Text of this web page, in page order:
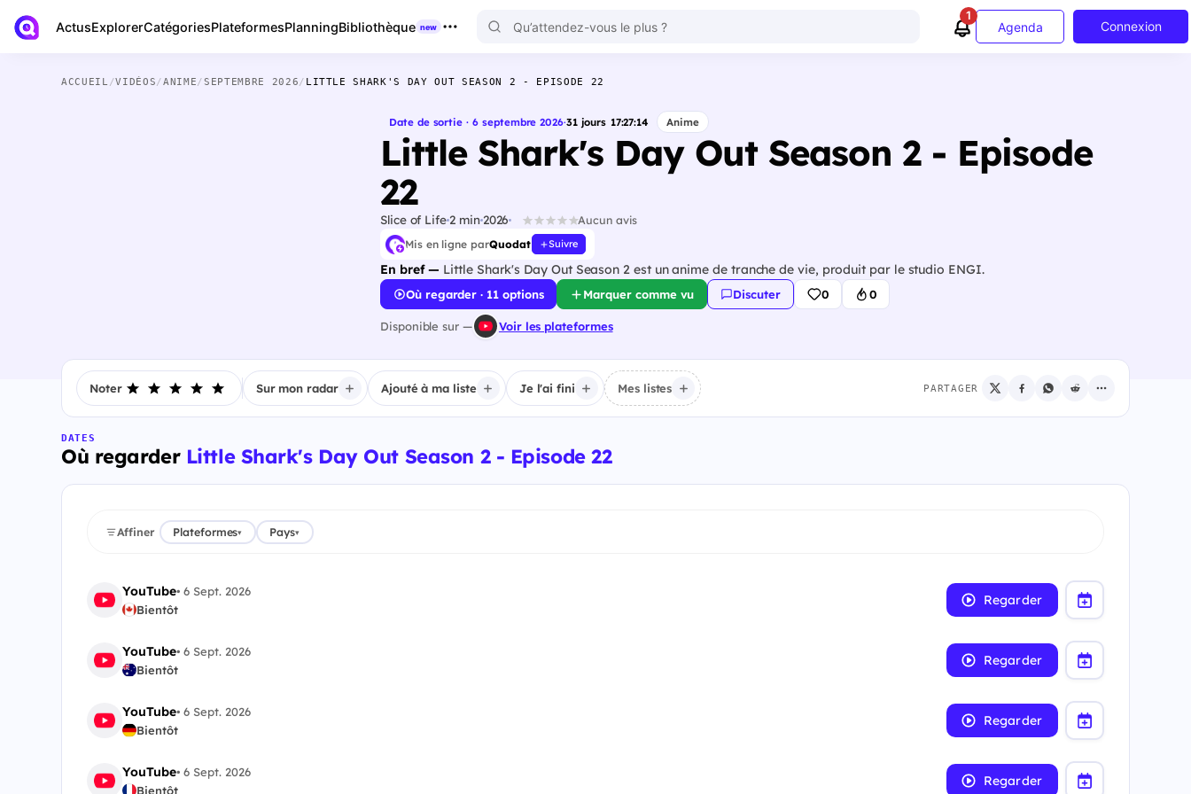
ActusExplorerCatégoriesPlateformesPlanningBibliothèque new
1
Agenda Connexion
ACCUEIL /VIDÉOS/ANIME/SEPTEMBRE 2026/ LITTLE SHARK'S DAY OUT SEASON 2 - EPISODE 22
Date de sortie · 6 septembre 2026·31jours 17:27:13 Anime
Little Shark's Day Out Season 2 - Episode
22
Slice of Life 2 min 2026 Aucun avis
Mis en ligne parQuodat Suivre
En bref — Little Shark's Day Out Season 2 est un anime de tranche de vie, produit par le studio ENGI.
Où regarder · 11 options Marquer comme vu Discuter 0 0
Disponible sur — Voir les plateformes
Noter Sur mon radar Ajouté à ma liste Je l'ai fini Mes listes PARTAGER
DATES
Où regarder Little Shark's Day Out Season 2 - Episode 22
Affiner Plateformes▾ Pays▾
YouTube•6 Sept. 2026
Bientôt
Regarder
YouTube•6 Sept. 2026
Bientôt
Regarder
YouTube•6 Sept. 2026
Bientôt
Regarder
YouTube•6 Sept. 2026
Bientôt
Regarder